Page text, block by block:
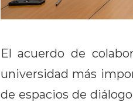
El acuerdo de
universidad más
de espacios de